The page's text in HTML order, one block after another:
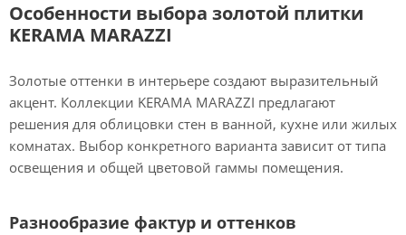
Особенности выбора золотой плитки
KERAMA MARAZZI
Золотые оттенки в интерьере создают выразительный
акцент. Коллекции KERAMA MARAZZI предлагают
решения для облицовки стен в ванной, кухне или жилых
комнатах. Выбор конкретного варианта зависит от типа
освещения и общей цветовой гаммы помещения.
Разнообразие фактур и оттенков